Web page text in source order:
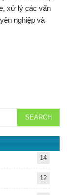
xử lý các vấn
nghiệp và
14
12